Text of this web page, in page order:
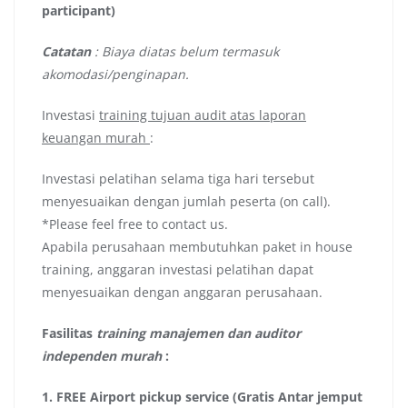
participant)
Catatan : Biaya diatas belum termasuk
akomodasi/penginapan.
Investasi training tujuan audit atas laporan
keuangan murah :
Investasi pelatihan selama tiga hari tersebut
menyesuaikan dengan jumlah peserta (on call).
*Please feel free to contact us.
Apabila perusahaan membutuhkan paket in house
training, anggaran investasi pelatihan dapat
menyesuaikan dengan anggaran perusahaan.
Fasilitas training manajemen dan auditor
independen murah :
1. FREE Airport pickup service (Gratis Antar jemput